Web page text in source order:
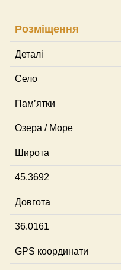
Розміщення
Деталі
Село
Пам’ятки
Озера / Море
Широта
45.3692
Довгота
36.0161
GPS координати